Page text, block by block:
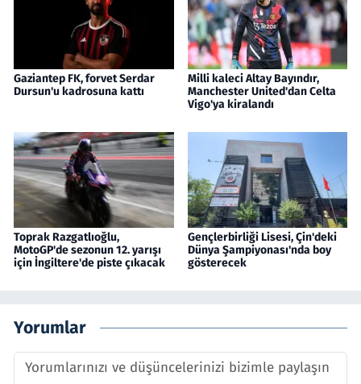
Gaziantep FK, forvet Serdar
Dursun'u kadrosuna kattı
Milli kaleci Altay Bayındır,
Manchester United'dan Celta
Vigo'ya kiralandı
Toprak Razgatlıoğlu,
MotoGP'de sezonun 12. yarışı
için İngiltere'de piste çıkacak
Gençlerbirliği Lisesi, Çin'deki
Dünya Şampiyonası'nda boy
gösterecek
Yorumlar